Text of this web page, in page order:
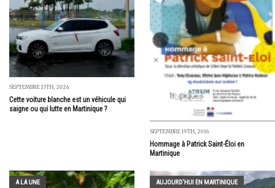
SEPTEMBRE 13TH, 2024
Cette voiture blanche est un véhicule qui
saigne ou qui lutte en Martinique ?
SEPTEMBRE 19TH, 2016
Hommage à Patrick Saint-Éloi en
Martinique
A LA UNE AUJOURD'HUI EN MARTINIQUE